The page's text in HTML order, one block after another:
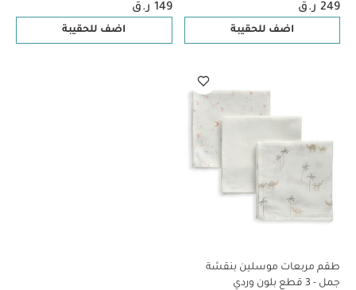
249 ر.ق
اضف للحقيبة
149 ر.ق
اضف للحقيبة
طقم مربعات موسلين بنقشة
جمل - 3 قطع بلون وردي